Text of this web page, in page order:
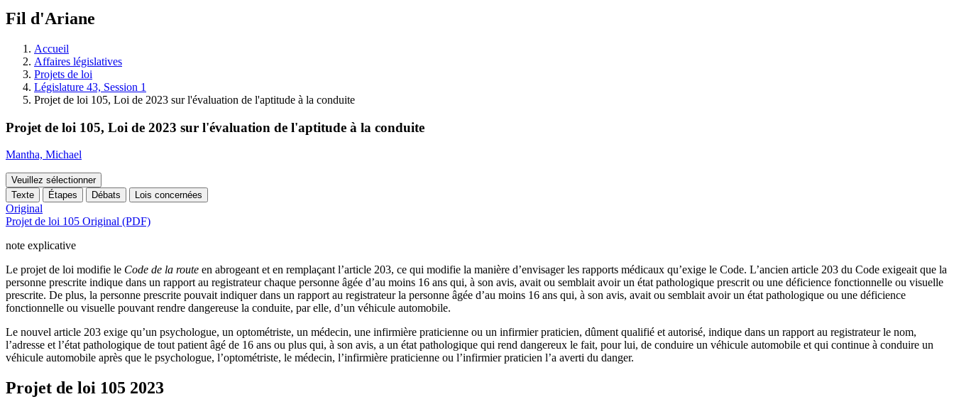
découvrir
l'Assemblée
législative.
Fil d'Ariane
Accueil
Affaires législatives
Projets de loi
Législature 43, Session 1
Projet de loi 105, Loi de 2023 sur l'évaluation de l'aptitude à la conduite
Projet de loi 105, Loi de 2023 sur l'évaluation de l'aptitude à la conduite
Mantha, Michael
Veuillez sélectionner
Texte
Étapes Débats Lois concernées
Original
Projet de loi 105 Original (PDF)
note explicative
Le projet de loi modifie le Code de la route en abrogeant et en remplaçant l’article 203, ce qui modifie la manière d’envisager les rapports médicaux qu’exige le Code. L’ancien article 203 du Code exigeait que la
personne prescrite indique dans un rapport au registrateur chaque personne âgée d’au moins 16 ans qui, à son avis, avait ou semblait avoir un état pathologique prescrit ou une déficience fonctionnelle ou visuelle
prescrite. De plus, la personne prescrite pouvait indiquer dans un rapport au registrateur la personne âgée d’au moins 16 ans qui, à son avis, avait ou semblait avoir un état pathologique ou une déficience
fonctionnelle ou visuelle pouvant rendre dangereuse la conduite, par elle, d’un véhicule automobile.
Le nouvel article 203 exige qu’un psychologue, un optométriste, un médecin, une infirmière praticienne ou un infirmier praticien, dûment qualifié et autorisé, indique dans un rapport au registrateur le nom,
l’adresse et l’état pathologique de tout patient âgé de 16 ans ou plus qui, à son avis, a un état pathologique qui rend dangereux le fait, pour lui, de conduire un véhicule automobile et qui continue à conduire un
véhicule automobile après que le psychologue, l’optométriste, le médecin, l’infirmière praticienne ou l’infirmier praticien l’a averti du danger.
Projet de loi 105 2023